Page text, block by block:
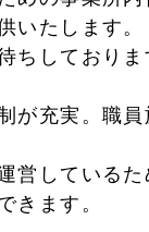
いたします。
ちしておりま
が充実。職
営している
きます。